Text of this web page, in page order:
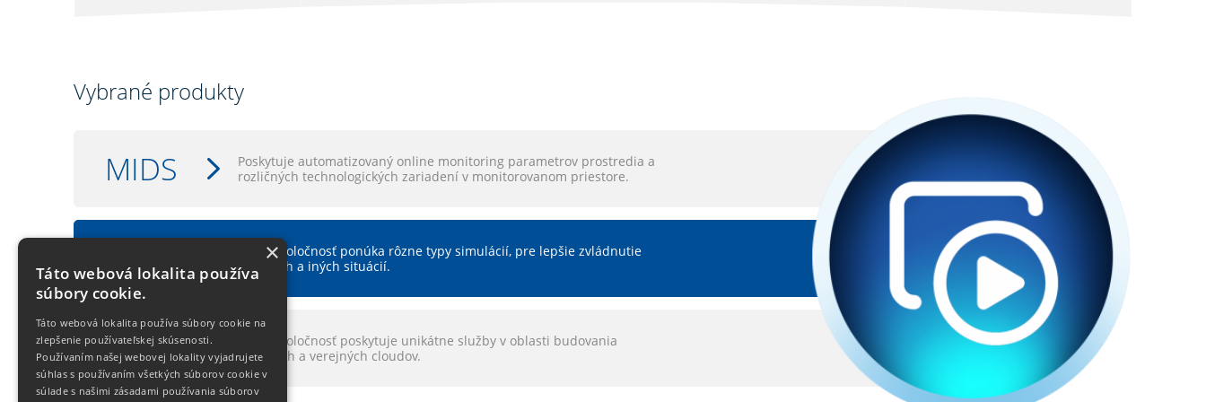
Vybrané produkty
MIDS
Poskytuje automatizovaný online monitoring parametrov prostredia a
rozličných technologických zariadení v monitorovanom priestore.
SIM
Naša spoločnosť ponúka rôzne typy simulácií, pre lepšie zvládnutie
krízových a iných situácií.
LXCloud
Naša spoločnosť poskytuje unikátne služby v oblasti budovania
interných a verejných cloudov.
×
Táto webová lokalita používa
súbory cookie.
Táto webová lokalita používa súbory cookie na
zlepšenie používateľskej skúsenosti.
Používaním našej webovej lokality vyjadrujete
súhlas s používaním všetkých súborov cookie v
súlade s našimi zásadami používania súborov